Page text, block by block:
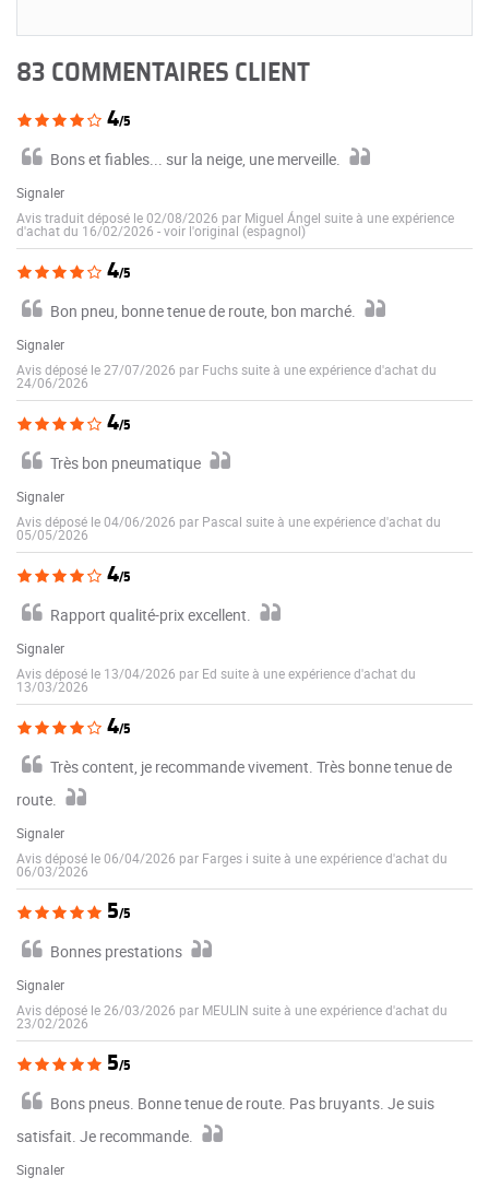
83 COMMENTAIRES CLIENT
4/5
Bons et fiables... sur la neige, une merveille.
Signaler
Avis traduit déposé le 02/08/2026 par Miguel Ángel suite à une expérience
d'achat du 16/02/2026 -voir l'original (espagnol)
4/5
Bon pneu, bonne tenue de route, bon marché.
Signaler
Avis déposé le 27/07/2026 par Fuchs suite à une expérience d'achat du
24/06/2026
4/5
Très bon pneumatique
Signaler
Avis déposé le 04/06/2026 par Pascal suite à une expérience d'achat du
05/05/2026
4/5
Rapport qualité-prix excellent.
Signaler
Avis déposé le 13/04/2026 par Ed suite à une expérience d'achat du
13/03/2026
4/5
Très content, je recommande vivement. Très bonne tenue de
route.
Signaler
Avis déposé le 06/04/2026 par Farges i suite à une expérience d'achat du
06/03/2026
5/5
Bonnes prestations
Signaler
Avis déposé le 26/03/2026 par MEULIN suite à une expérience d'achat du
23/02/2026
5/5
Bons pneus. Bonne tenue de route. Pas bruyants. Je suis
satisfait. Je recommande.
Signaler